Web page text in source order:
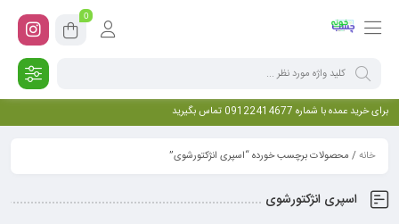
0
برای خرید عمده با شماره 09122414677 تماس بگیرید
خانه/ محصولات برچسب خورده “اسپری انژکتورشوی”
اسپری انژکتورشوی